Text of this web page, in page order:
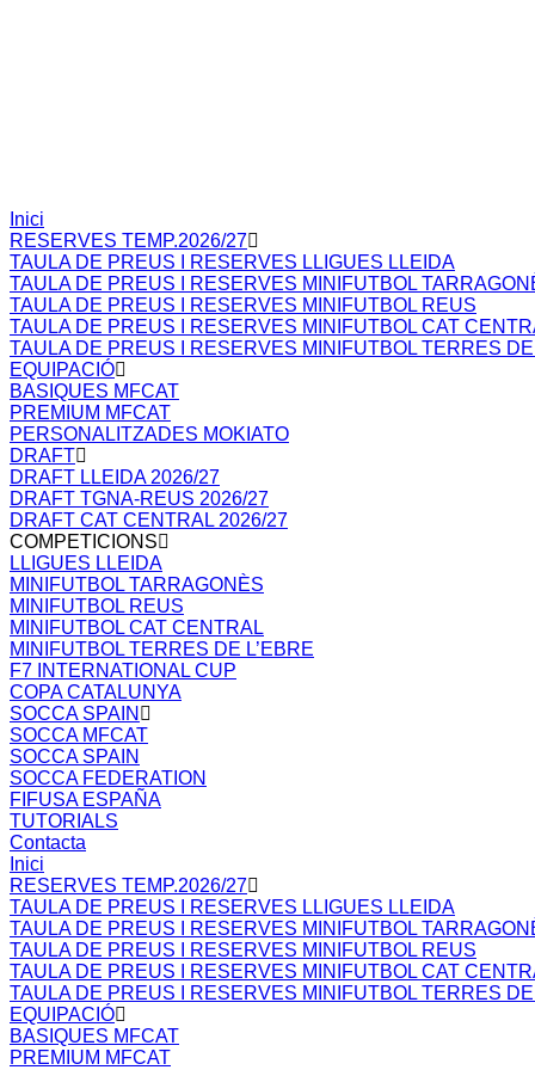
Inici
RESERVES TEMP.2026/27
TAULA DE PREUS I RESERVES LLIGUES LLEIDA
TAULA DE PREUS I RESERVES MINIFUTBOL
TAULA DE PREUS I RESERVES MINIFUTBOL REUS
TAULA DE PREUS I RESERVES MINIFUTBOL CAT
TAULA DE PREUS I RESERVES MINIFUTBOL TERRES DE
EQUIPACIÓ
BASIQUES MFCAT
PREMIUM MFCAT
PERSONALITZADES MOKIATO
DRAFT
DRAFT LLEIDA 2026/27
DRAFT TGNA-REUS 2026/27
DRAFT CAT CENTRAL 2026/27
COMPETICIONS
LLIGUES LLEIDA
MINIFUTBOL TARRAGONÈS
MINIFUTBOL REUS
MINIFUTBOL CAT CENTRAL
MINIFUTBOL TERRES DE L’EBRE
F7 INTERNATIONAL CUP
COPA CATALUNYA
SOCCA SPAIN
SOCCA MFCAT
SOCCA SPAIN
SOCCA FEDERATION
FIFUSA ESPAÑA
TUTORIALS
Contacta
Inici
RESERVES TEMP.2026/27
TAULA DE PREUS I RESERVES LLIGUES LLEIDA
TAULA DE PREUS I RESERVES MINIFUTBOL
TAULA DE PREUS I RESERVES MINIFUTBOL REUS
TAULA DE PREUS I RESERVES MINIFUTBOL CAT
TAULA DE PREUS I RESERVES MINIFUTBOL TERRES DE
EQUIPACIÓ
BASIQUES MFCAT
PREMIUM MFCAT